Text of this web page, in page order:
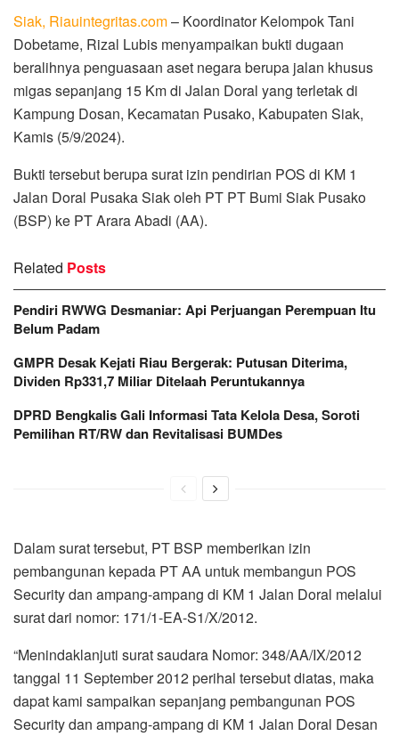
Siak, Riauintegritas.com– Koordinator Kelompok Tani
Dobetame, Rizal Lubis menyampaikan bukti dugaan
beralihnya penguasaan aset negara berupa jalan khusus
migas sepanjang 15 Km di Jalan Doral yang terletak di
Kampung Dosan, Kecamatan Pusako, Kabupaten Siak,
Kamis (5/9/2024).
Bukti tersebut berupa surat izin pendirian POS di KM 1
Jalan Doral Pusaka Siak oleh PT PT Bumi Siak Pusako
(BSP) ke PT Arara Abadi (AA).
Related Posts
Pendiri RWWG Desmaniar: Api Perjuangan Perempuan Itu
Belum Padam
GMPR Desak Kejati Riau Bergerak: Putusan Diterima,
Dividen Rp331,7 Miliar Ditelaah Peruntukannya
DPRD Bengkalis Gali Informasi Tata Kelola Desa, Soroti
Pemilihan RT/RW dan Revitalisasi BUMDes
Dalam surat tersebut, PT BSP memberikan izin
pembangunan kepada PT AA untuk membangun POS
Security dan ampang-ampang di KM 1 Jalan Doral melalui
surat dari nomor: 171/1-EA-S1/X/2012.
“Menindaklanjuti surat saudara Nomor: 348/AA/IX/2012
tanggal 11 September 2012 perihal tersebut diatas, maka
dapat kami sampaikan sepanjang pembangunan POS
Security dan ampang-ampang di KM 1 Jalan Doral Desan